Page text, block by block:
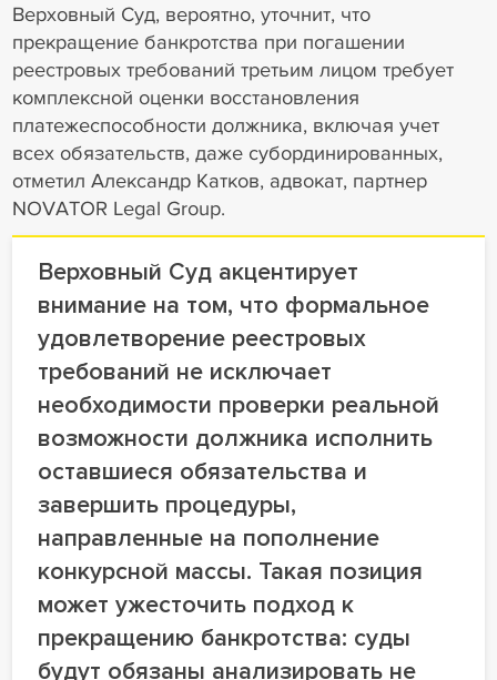
Верховный Суд, вероятно, уточнит, что
прекращение банкротства при погашении
реестровых требований третьим лицом требует
комплексной оценки восстановления
платежеспособности должника, включая учет
всех обязательств, даже субординированных,
отметил Александр Катков, адвокат, партнер
NOVATOR Legal Group.
Верховный Суд акцентирует
внимание на том, что формальное
удовлетворение реестровых
требований не исключает
необходимости проверки реальной
возможности должника исполнить
оставшиеся обязательства и
завершить процедуры,
направленные на пополнение
конкурсной массы. Такая позиция
может ужесточить подход к
прекращению банкротства: суды
будут обязаны анализировать не